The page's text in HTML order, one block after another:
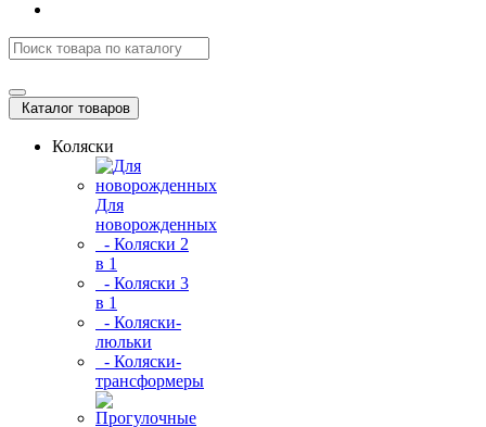
Каталог товаров
Коляски
Для
новорожденных
- Коляски 2
в 1
- Коляски 3
в 1
- Коляски-
люльки
- Коляски-
трансформеры